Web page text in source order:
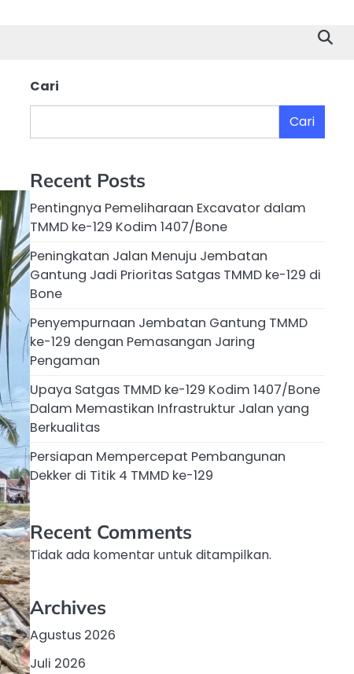
Cari
Cari
Recent Posts
Pentingnya Pemeliharaan Excavator dalam
TMMD ke-129 Kodim 1407/Bone
Peningkatan Jalan Menuju Jembatan
Gantung Jadi Prioritas Satgas TMMD ke-129 di
Bone
Penyempurnaan Jembatan Gantung TMMD
ke-129 dengan Pemasangan Jaring
Pengaman
Upaya Satgas TMMD ke-129 Kodim 1407/Bone
Dalam Memastikan Infrastruktur Jalan yang
Berkualitas
Persiapan Mempercepat Pembangunan
Dekker di Titik 4 TMMD ke-129
Recent Comments
Tidak ada komentar untuk ditampilkan.
Archives
Agustus 2026
Juli 2026